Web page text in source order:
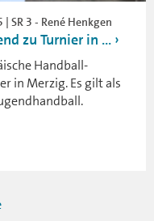
SR 3 - René Henkgen
zu Turnier in ...
Handball-
in Merzig. Es gilt als